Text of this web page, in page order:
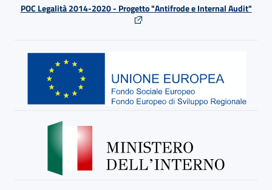
POC Legalità 2014-2020 - Progetto "Antifrode e Internal Audit"